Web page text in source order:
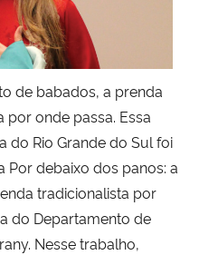
Humanos
de babados, a prenda
onde passa. Essa
Rio Grande do Sul foi
Por debaixo dos panos: a
tradicionalista por
do Departamento de
Nesse trabalho,